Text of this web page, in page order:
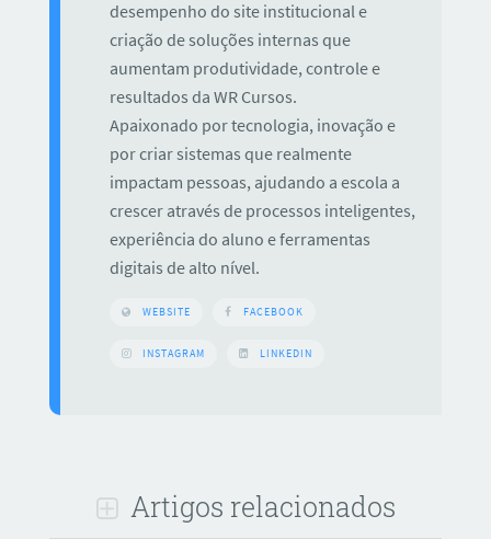
desempenho do site institucional e
criação de soluções internas que
aumentam produtividade, controle e
resultados da WR Cursos.
Apaixonado por tecnologia, inovação e
por criar sistemas que realmente
impactam pessoas, ajudando a escola a
crescer através de processos inteligentes,
experiência do aluno e ferramentas
digitais de alto nível.
WEBSITE FACEBOOK
INSTAGRAM LINKEDIN
Artigos relacionados